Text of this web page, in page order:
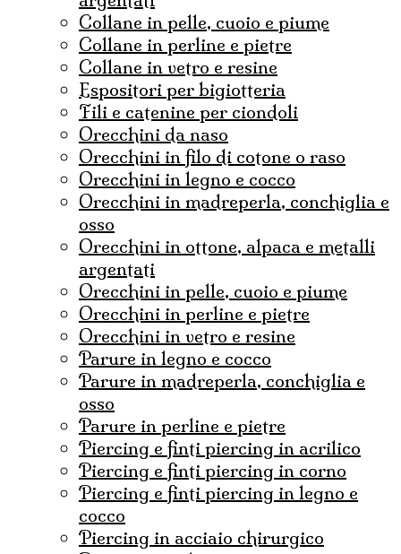
collane in pelle, cuoio e piume
collane in perline e pietre
collane in vetro e resine
espositori per bigiotteria
fili e catenine per ciondoli
Orecchini da naso
orecchini in filo di cotone o raso
orecchini in legno e cocco
orecchini in madreperla, conchiglia e
osso
orecchini in ottone, alpaca e metalli
argentati
orecchini in pelle, cuoio e piume
orecchini in perline e pietre
orecchini in vetro e resine
parure in legno e cocco
parure in madreperla, conchiglia e
osso
parure in perline e pietre
Piercing e finti piercing in acrilico
piercing e finti piercing in corno
piercing e finti piercing in legno e
cocco
Piercing in acciaio chirurgico